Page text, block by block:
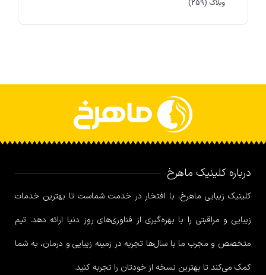
وبلاگ (259)
درباره کلینیک ماهرخ
کلینیک زیبایی ماهرخ، با افتخار در خدمت شماست تا بهترین خدمات
زیبایی و مراقبتی را با بهره‌گیری از فناوری‌های روز دنیا ارائه دهد. تیم
متخصص و مجرب ما با سال‌ها تجربه در زمینه زیبایی و درمان، به شما
کمک می‌کند تا بهترین نسخه از خودتان را تجربه کنید.